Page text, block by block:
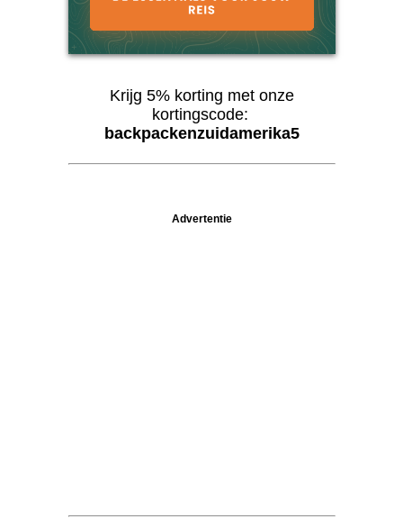
Krijg 5% korting met onze
kortingscode:
backpackenzuidamerika5
Advertentie